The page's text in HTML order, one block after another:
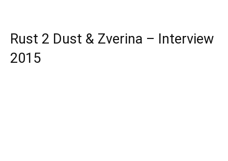
Rust 2 Dust & Zverina – Interview
2015